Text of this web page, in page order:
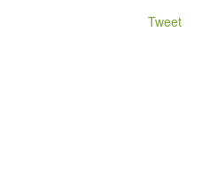
Tweet